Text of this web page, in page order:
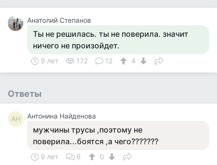
Анатолий Степанов
Ты не решилась. ты не поверила. значит
ничего не произойдет.
9 лет 172 12 4
Ответы
АН Антонина Найденова
мужчины трусы ,поэтому не
поверила...боятся ,а чего???????
9 лет 6
0